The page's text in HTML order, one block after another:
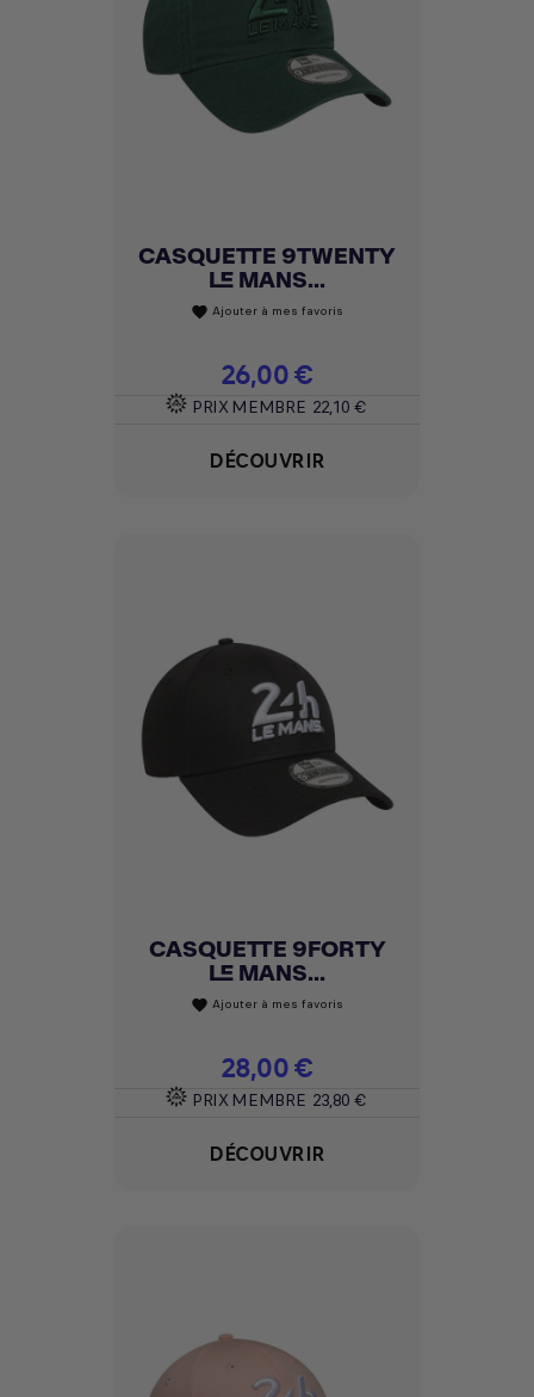
CASQUETTE 9TWENTY
LE MANS...
favorite Ajouter à mes favoris
Prix
26,00 €
PRIX MEMBRE 22,10 €
DÉCOUVRIR
CASQUETTE 9FORTY
LE MANS...
favorite Ajouter à mes favoris
Prix
28,00 €
PRIX MEMBRE 23,80 €
DÉCOUVRIR